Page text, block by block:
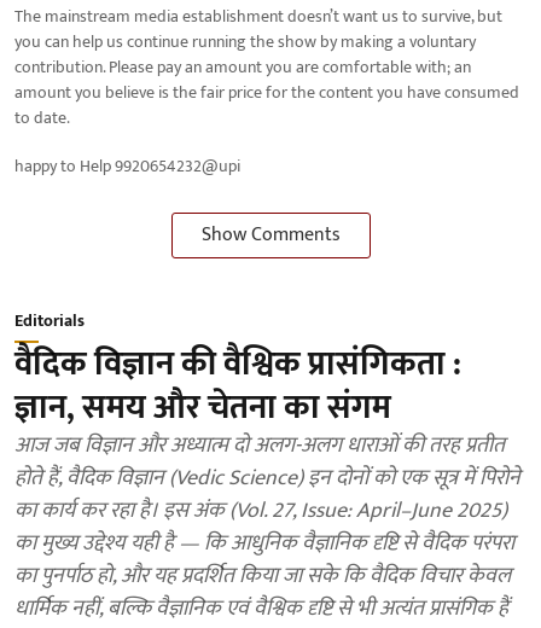
The mainstream media establishment doesn’t want us to survive, but
you can help us continue running the show by making a voluntary
contribution. Please pay an amount you are comfortable with; an
amount you believe is the fair price for the content you have consumed
to date.
happy to Help 9920654232@upi
Show Comments
Editorials
वैदिक विज्ञान की वैश्विक प्रासंगिकता :
ज्ञान, समय और चेतना का संगम
आज जब विज्ञान और अध्यात्म दो अलग-अलग धाराओं की तरह प्रतीत
होते हैं, वैदिक विज्ञान (Vedic Science) इन दोनों को एक सूत्र में पिरोने
का कार्य कर रहा है। इस अंक (Vol. 27, Issue: April–June 2025)
का मुख्य उद्देश्य यही है — कि आधुनिक वैज्ञानिक दृष्टि से वैदिक परंपरा
का पुनर्पाठ हो, और यह प्रदर्शित किया जा सके कि वैदिक विचार केवल
धार्मिक नहीं, बल्कि वैज्ञानिक एवं वैश्विक दृष्टि से भी अत्यंत प्रासंगिक हैं